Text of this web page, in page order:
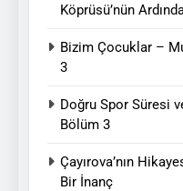
Köprüsü’nün
Bizim Çocuklar –
3
Doğru Spor Süresi
Bölüm 3
Çayırova’nın
Bir İnanç